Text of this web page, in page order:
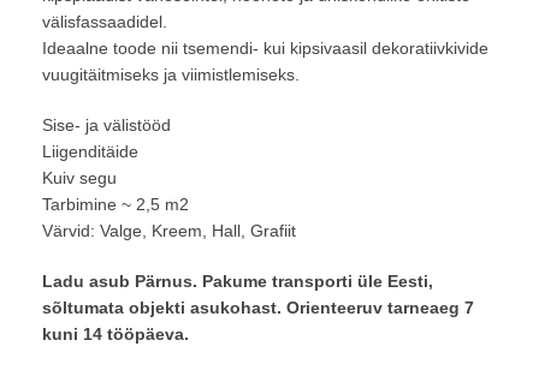
välisfassaadidel.
Ideaalne toode nii tsemendi- kui kipsivaasil dekoratiivkivide
vuugitäitmiseks ja viimistlemiseks.
Sise- ja välistööd
Liigenditäide
Kuiv segu
Tarbimine ~ 2,5 m2
Värvid: Valge, Kreem, Hall, Grafiit
Ladu asub Pärnus. Pakume transporti üle Eesti,
sõltumata objekti asukohast. Orienteeruv tarneaeg 7
kuni 14 tööpäeva.